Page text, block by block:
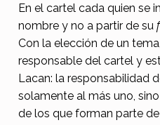
d
e
l
a
E
En el cartel cada quien se
nombre y no a partir de su
Con la elección de un
responsable del cartel y
Lacan: la responsabilidad
solamente al más uno,
de los que forman parte de